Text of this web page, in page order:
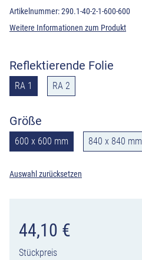
Artikelnummer:290.1-40-2-1-600-600
Weitere Informationen zum Produkt
Reflektierende Folie
RA 1 RA 2
Größe
600 x 600 mm 840 x 840 mm
Auswahl zurücksetzen
44,10 €
Stückpreis